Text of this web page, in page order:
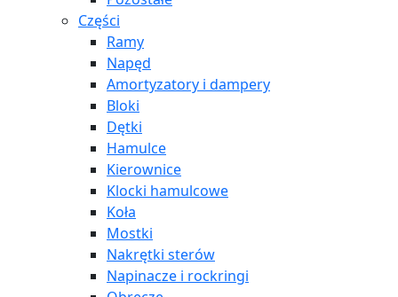
Części
Ramy
Napęd
Amortyzatory i dampery
Bloki
Dętki
Hamulce
Kierownice
Klocki hamulcowe
Koła
Mostki
Nakrętki sterów
Napinacze i rockringi